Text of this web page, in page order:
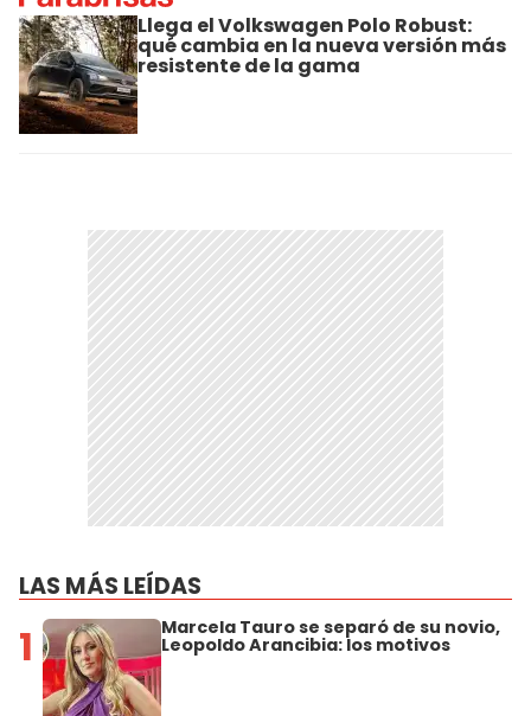
Llega el Volkswagen Polo Robust:
qué cambia en la nueva versión más
resistente de la gama
LAS MÁS LEÍDAS
1 Marcela Tauro se separó de su novio,
Leopoldo Arancibia: los motivos